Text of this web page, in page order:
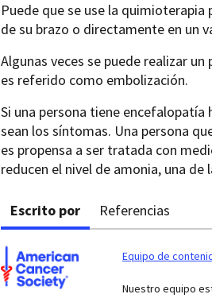
Puede que se use la quimioterapia
de su brazo o directamente en un
Algunas veces se puede realizar
es referido como embolización.
Si una persona tiene
sean los síntomas. Una persona
es propensa a ser tratada con
reducen el nivel de amonia, una
Escrito por Referencias
Equipo de
Nuestro equipo